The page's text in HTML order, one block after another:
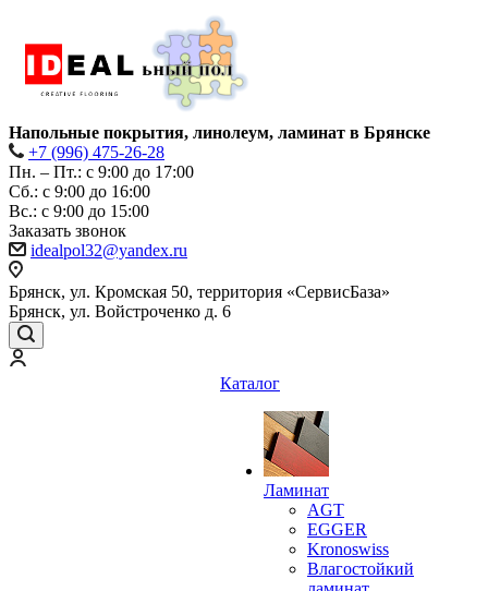
Напольные покрытия, линолеум, ламинат в Брянске
+7 (996) 475-26-28
Пн. – Пт.: с 9:00 до 17:00
Сб.: с 9:00 до 16:00
Bc.: с 9:00 до 15:00
Заказать звонок
idealpol32@yandex.ru
Брянск, ул. Кромская 50, территория «СервисБаза»
Брянск, ул. Войстроченко д. 6
Каталог
Ламинат
AGT
EGGER
Kronoswiss
Влагостойкий